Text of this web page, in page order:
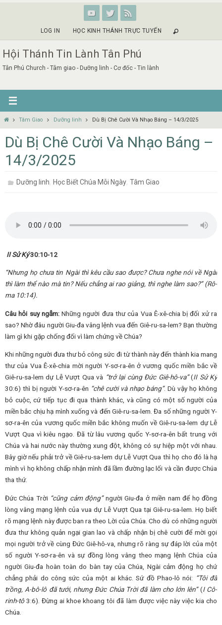
LOG IN HỌC KINH THÁNH TRỰC TUYẾN
Hội Thánh Tin Lành Tân Phú
Tân Phú Church - Tâm giao - Dưỡng linh - Cơ đốc - Tin lành
HomeTâm Giao Dưỡng linh Dù Bị Chê Cười Và Nhạo Báng – 14/3/2025
Dù Bị Chê Cười Và Nhạo Báng –
14/3/2025
Dưỡng linh,Học Biết Chúa Mỗi Ngày,Tâm Giao
II Sử Ký30:10-12
“Nhưng họ chưa tin Ngài thì kêu cầu sao được? Chưa nghe nói về Ngài
thì làm thể nào mà tin? Nếu chẳng ai rao giảng, thì nghe làm sao?” (Rô-
ma 10:14).
Câu hỏi suy ngẫm:Những người đưa thư của Vua Ê-xê-chia bị đối xử ra
sao? Nhờ đâu người Giu-đa vâng lệnh vua đến Giê-ru-sa-lem? Bạn thường
làm gì khi gặp chống đối vì làm chứng về Chúa?
Khi những người đưa thư bỏ công sức đi từ thành này đến thành kia mang
thư của Vua Ê-xê-chia mời người Y-sơ-ra-ên ở vương quốc miền bắc về
Giê-ru-sa-lem dự Lễ Vượt Qua và “trở lại cùng Đức Giê-hô-va”(II Sử Ký
30:6) thì bị người Y-sơ-ra-ên “chê cười và nhạo báng”. Dù vậy họ không
bỏ cuộc, cứ tiếp tục đi qua thành khác, và cũng có một số người của
miền bắc chịu hạ mình xuống và đến Giê-ru-sa-lem. Đa số những người Y-
sơ-ra-ên của vương quốc miền bắc không muốn về Giê-ru-sa-lem dự Lễ
Vượt Qua vì kiêu ngạo. Đã từ lâu vương quốc Y-sơ-ra-ên bất trung với
Chúa và hai nước này thường xung đột, không có sự hiệp một với nhau.
Bây giờ nếu phải trở về Giê-ru-sa-lem dự Lễ Vượt Qua thì họ cho đó là hạ
mình vì họ không chấp nhận mình đã lầm đường lạc lối và cần được Chúa
tha thứ.
Đức Chúa Trời “cũng cảm động”người Giu-đa ở miền nam để họ đồng
lòng vâng mạng lệnh của vua dự Lễ Vượt Qua tại Giê-ru-sa-lem. Họ biết
rõ mạng lệnh này được ban ra theo Lời của Chúa. Cho dù có những người
đưa thư không quản ngại gian lao và chấp nhận bị chê cười để mời gọi
mọi người trở về cùng Đức Giê-hô-va, nhưng rõ ràng sự đáp lời của một
số người Y-sơ-ra-ên và sự đồng lòng vâng theo mạng lệnh Chúa của
người Giu-đa hoàn toàn do bàn tay của Chúa, Ngài cảm động họ chứ
chẳng phải do công sức của một ai khác. Sứ đồ Phao-lô nói: “Tôi đã
trồng, A-bô-lô đã tưới, nhưng Đức Chúa Trời đã làm cho lớn lên”(I Cô-
rinh-tô3:6). Đừng ai khoe khoang tôi đã làm được việc này việc kia cho
Chúa.